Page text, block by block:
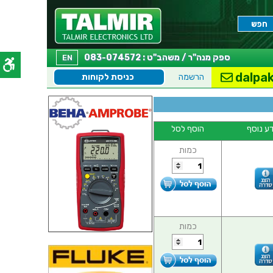
EN
ספק מנה"ר / משהב"ט : 083-074572
כניסת לקוחות
הרשמה
נוסף הוסף לסל
כמות
כמות